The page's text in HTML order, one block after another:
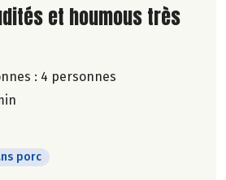
la recetteet houmous très
: 4 personnes
porc